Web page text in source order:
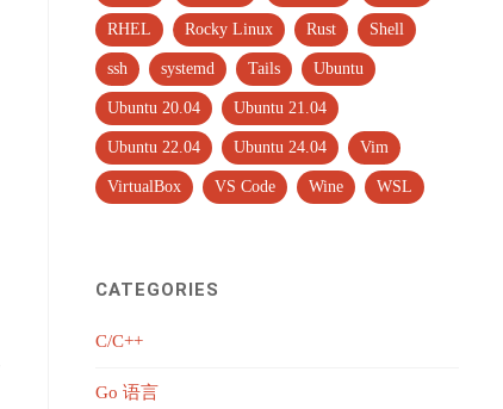
RHEL Rocky Linux Rust Shell
ssh systemd Tails Ubuntu
Ubuntu 20.04 Ubuntu 21.04
Ubuntu 22.04 Ubuntu 24.04 Vim
VirtualBox VS Code Wine WSL
CATEGORIES
C/C++
Go 语言